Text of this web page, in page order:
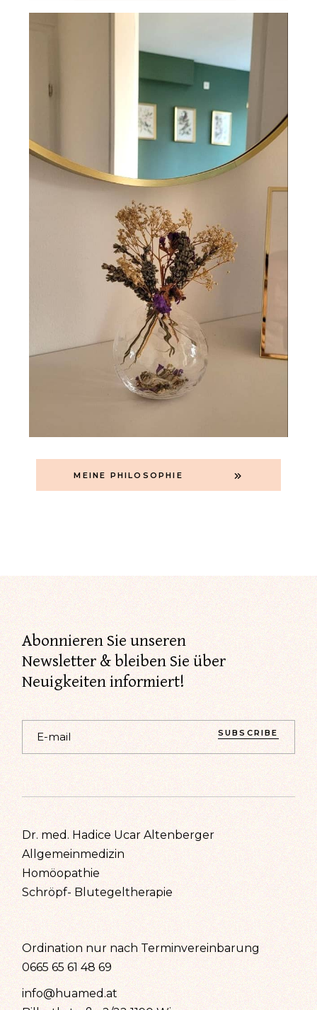
MEINE PHILOSOPHIE
Abonnieren Sie unseren
Newsletter & bleiben Sie über
Neuigkeiten informiert!
SUBSCRIBE
Dr. med. Hadice Ucar Altenberger
Allgemeinmedizin
Homöopathie
Schröpf- Blutegeltherapie
Ordination nur nach Terminvereinbarung
0665 65 61 48 69
info@huamed.at